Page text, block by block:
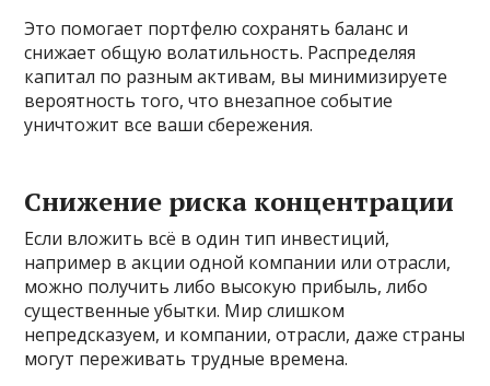
Это помогает портфелю сохранять баланс и
снижает общую волатильность. Распределяя
капитал по разным активам, вы минимизируете
вероятность того, что внезапное событие
уничтожит все ваши сбережения.
Снижение риска концентрации
Если вложить всё в один тип инвестиций,
например в акции одной компании или отрасли,
можно получить либо высокую прибыль, либо
существенные убытки. Мир слишком
непредсказуем, и компании, отрасли, даже страны
могут переживать трудные времена.